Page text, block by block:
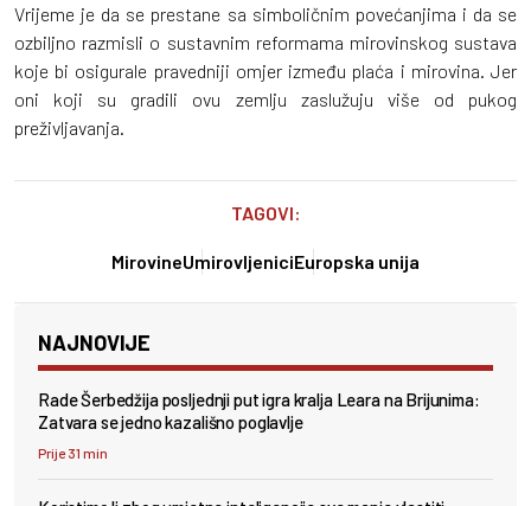
Vrijeme je da se prestane sa simboličnim povećanjima i da se
ozbiljno razmisli o sustavnim reformama mirovinskog sustava
koje bi osigurale pravedniji omjer između plaća i mirovina. Jer
oni koji su gradili ovu zemlju zaslužuju više od pukog
preživljavanja.
TAGOVI:
MirovineUmirovljeniciEuropska unija
NAJNOVIJE
Rade Šerbedžija posljednji put igra kralja Leara na Brijunima:
Zatvara se jedno kazališno poglavlje
Prije 31 min